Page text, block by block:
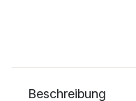
Beschreibung